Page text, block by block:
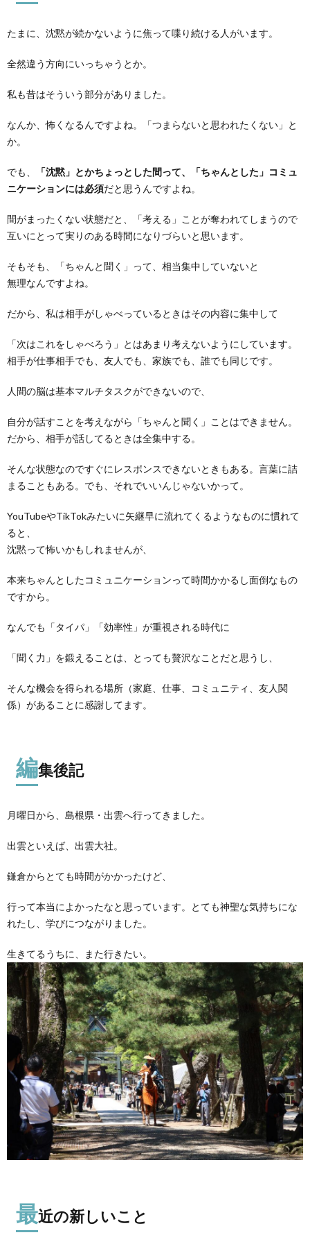
たまに、沈黙が続かないように焦って喋り続ける人がいます。
全然違う方向にいっちゃうとか。
私も昔はそういう部分がありました。
なんか、怖くなるんですよね。「つまらないと思われたくない」と
か。
でも、
「沈黙」とかちょっとした間って、「ちゃんとした」コミュ
ニケーションには必須だと思うんですよね。
間がまったくない状態だと、「考える」ことが奪われてしまうので
互いにとって実りのある時間になりづらいと思います。
そもそも、「ちゃんと聞く」って、相当集中していないと
無理なんですよね。
だから、私は相手がしゃべっているときはその内容に集中して
「次はこれをしゃべろう」とはあまり考えないようにしています。
相手が仕事相手でも、友人でも、家族でも、誰でも同じです。
人間の脳は基本マルチタスクができないので、
自分が話すことを考えながら「ちゃんと聞く」ことはできません。
だから、相手が話してるときは全集中する。
そんな状態なのですぐにレスポンスできないときもある。言葉に詰
まることもある。でも、それでいいんじゃないかって。
YouTubeやTikTokみたいに矢継早に流れてくるようなものに慣れて
ると、
沈黙って怖いかもしれませんが、
本来ちゃんとしたコミュニケーションって時間かかるし面倒なもの
ですから。
なんでも「タイパ」「効率性」が重視される時代に
「聞く力」を鍛えることは、とっても贅沢なことだと思うし、
そんな機会を得られる場所（家庭、仕事、コミュニティ、友人関
係）があることに感謝してます。
編集後記
月曜日から、島根県・出雲へ行ってきました。
出雲といえば、出雲大社。
鎌倉からとても時間がかかったけど、
行って本当によかったなと思っています。とても神聖な気持ちにな
れたし、学びにつながりました。
生きてるうちに、また行きたい。
最近の新しいこと